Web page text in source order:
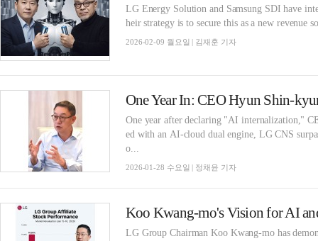
LG Energy Solution and Samsung SDI have
heir strategy is to secure this as a new revenue
2026-02-09 월요일 | 김재훈 기자
One year after declaring "AI internalization,"
ed with an AI-cloud dual engine, LG CNS
o...
2026-01-28 수요일 | 정채윤 기자
LG Group Chairman Koo Kwang-mo has